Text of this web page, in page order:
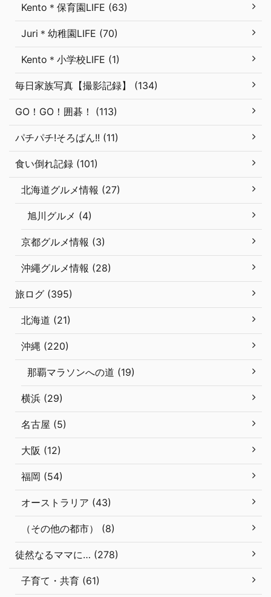
Kento＊保育園LIFE (63)
Juri＊幼稚園LIFE (70)
Kento＊小学校LIFE (1)
毎日家族写真【撮影記録】 (134)
GO！GO！囲碁！ (113)
パチパチ!そろばん!! (11)
食い倒れ記録 (101)
北海道グルメ情報 (27)
旭川グルメ (4)
京都グルメ情報 (3)
沖繩グルメ情報 (28)
旅ログ (395)
北海道 (21)
沖縄 (220)
那覇マラソンへの道 (19)
横浜 (29)
名古屋 (5)
大阪 (12)
福岡 (54)
オーストラリア (43)
（その他の都市） (8)
徒然なるママに… (278)
子育て・共育 (61)